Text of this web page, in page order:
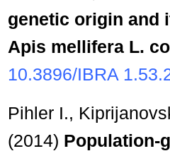
genetic origin and
Apis mellifera L.
10.3896/IBRA
Pihler I.,
(2014) Population-